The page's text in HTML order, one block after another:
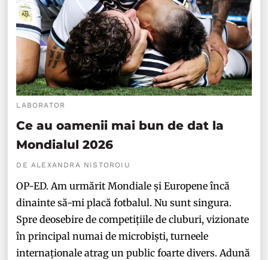
LABORATOR
Ce au oamenii mai bun de dat la
Mondialul 2026
DE ALEXANDRA NISTOROIU
OP-ED. Am urmărit Mondiale și Europene încă
dinainte să-mi placă fotbalul. Nu sunt singura.
Spre deosebire de competițiile de cluburi, vizionate
în principal numai de microbiști, turneele
internaționale atrag un public foarte divers. Adună